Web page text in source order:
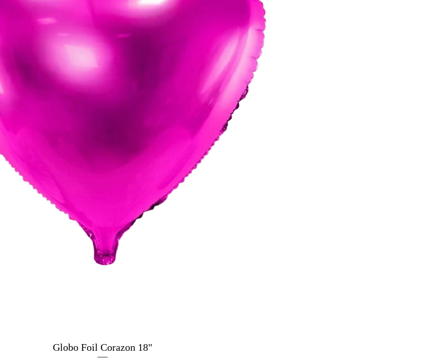
Vista rapida
Globo Foil Corazon 18"